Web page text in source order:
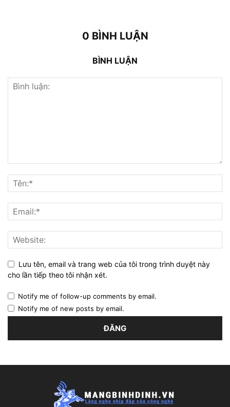
0 BÌNH LUẬN
BÌNH LUẬN
Lưu tên, email và trang web của tôi trong trình duyệt này
cho lần tiếp theo tôi nhận xét.
Notify me of follow-up comments by email.
Notify me of new posts by email.